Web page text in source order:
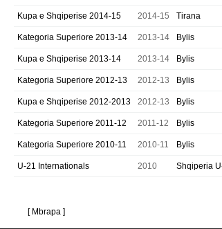
Kupa e Shqiperise 2014-15 2014-15 Tirana
Kategoria Superiore 2013-14 2013-14 Bylis
Kupa e Shqiperise 2013-14 2013-14 Bylis
Kategoria Superiore 2012-13 2012-13 Bylis
Kupa e Shqiperise 2012-2013 2012-13 Bylis
Kategoria Superiore 2011-12 2011-12 Bylis
Kategoria Superiore 2010-11 2010-11 Bylis
U-21 Internationals 2010 Shqiperia
[ Mbrapa ]